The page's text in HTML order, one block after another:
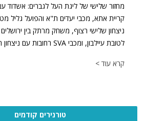
מחזור שלישי של ליגת העל לגברים: אשדוד
קריית אתא, מכבי יעדים ת"א והפועל גליל
ניצחון שלישי רצוף, משחק מרתק בין ירושלים
לטובת עיילבון, ומכבי SVA רחובות עם ניצחון חוץ חשוב
קרא עוד >
טורנירים קודמים